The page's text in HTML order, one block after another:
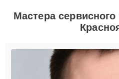
Мастера